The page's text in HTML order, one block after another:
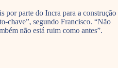
por parte do Incra para a construção
chave”, segundo Francisco. “Não
não está ruim como antes”.